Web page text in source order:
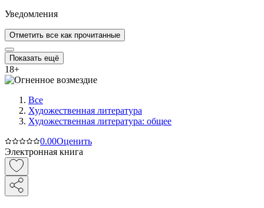
Уведомления
Отметить все как прочитанные
Показать ещё
18+
Все
Художественная литература
Художественная литература: общее
0.00Оценить
Электронная книга